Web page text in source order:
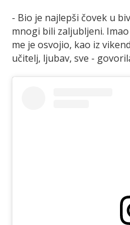
- Bio je najlepši čovek u
mnogi bili zaljubljeni.
me je osvojio, kao iz
učitelj, ljubav, sve -